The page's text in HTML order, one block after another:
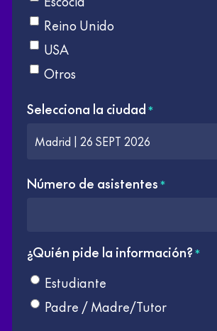
Reino Unido
USA
Otros
Selecciona la ciudad *
Madrid | 26 SEPT 2026
Número de asistentes *
¿Quién pide la información? *
Estudiante
Padre / Madre/Tutor